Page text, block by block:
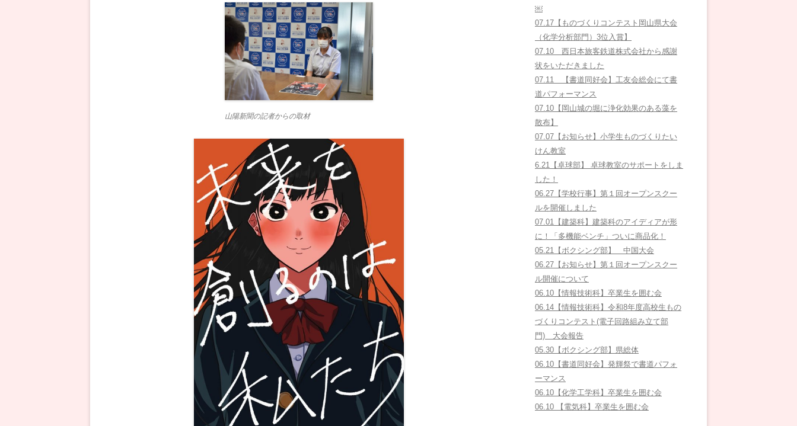
山陽新聞の記者からの取材
￼
07.17【ものづくりコンテスト岡山県大会
（化学分析部門）3位入賞】
07.10 西日本旅客鉄道株式会社から感謝
状をいただきました
07.11 【書道同好会】工友会総会にて書
道パフォーマンス
07.10【岡山城の堀に浄化効果のある藻を
散布】
07.07【お知らせ】小学生ものづくりたい
けん教室
6.21【卓球部】 卓球教室のサポートをしま
した！
06.27【学校行事】第１回オープンスクー
ルを開催しました
07.01【建築科】建築科のアイディアが形
に！「多機能ベンチ」ついに商品化！
05.21【ボクシング部】 中国大会
06.27【お知らせ】第１回オープンスクー
ル開催について
06.10【情報技術科】卒業生を囲む会
06.14【情報技術科】令和8年度高校生もの
づくりコンテスト(電子回路組み立て部
門) 大会報告
05.30【ボクシング部】県総体
06.10【書道同好会】発輝祭で書道パフォ
ーマンス
06.10【化学工学科】卒業生を囲む会
06.10 【電気科】卒業生を囲む会